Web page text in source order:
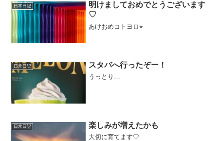
日常日記
明けましておめでとうございます
♡
あけおめコトヨロ⭐︎
日常日記 スタバへ行ったぞー！
うっとり…
日常日記 楽しみが増えたかも
大切に育てます♡